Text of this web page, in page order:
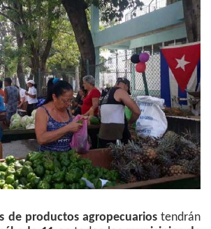
de productos agropecuariostendrán